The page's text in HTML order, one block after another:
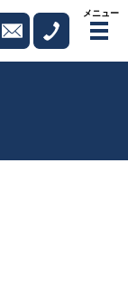
メニュー
メ